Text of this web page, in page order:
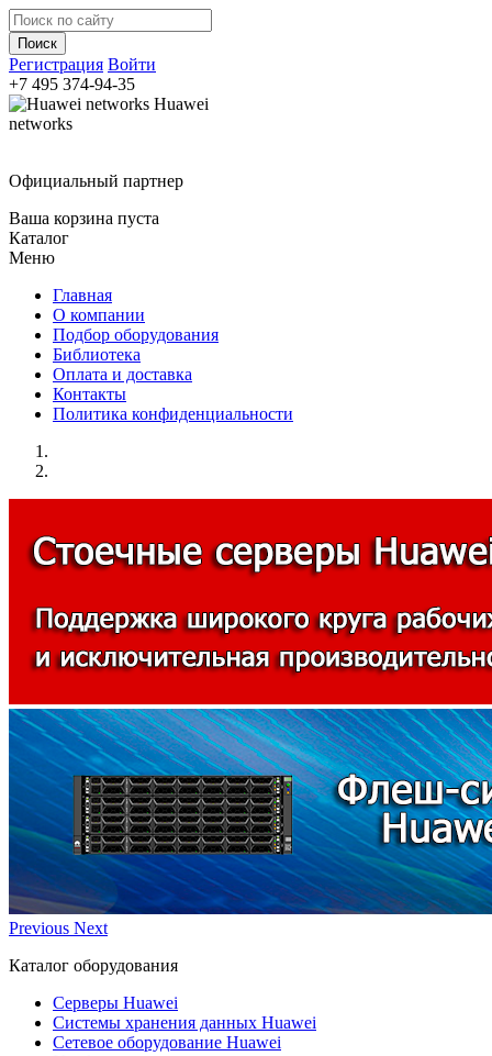
Регистрация Войти
+7 495 374-94-35
Huawei
networks
Официальный партнер
Ваша корзина пуста
Каталог
Меню
Главная
О компании
Подбор оборудования
Библиотека
Оплата и доставка
Контакты
Политика конфиденциальности
Previous Next
Каталог оборудования
Серверы Huawei
Системы хранения данных Huawei
Сетевое оборудование Huawei